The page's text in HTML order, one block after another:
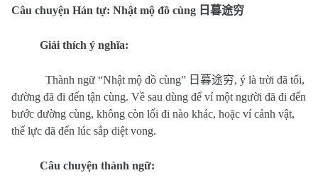
Câu chuyện Hán tự: Nhật mộ đồ cùng 日暮途穷
Giải thích ý nghĩa:
Thành ngữ “Nhật mộ đồ cùng” 日暮途穷, ý là trời đã tối,
đường đã đi đến tận cùng. Về sau dùng để ví một người đã đi đến
bước đường cùng, không còn lối đi nào khác, hoặc ví cảnh vật,
thế lực đã đến lúc sắp diệt vong.
Câu chuyện thành ngữ: